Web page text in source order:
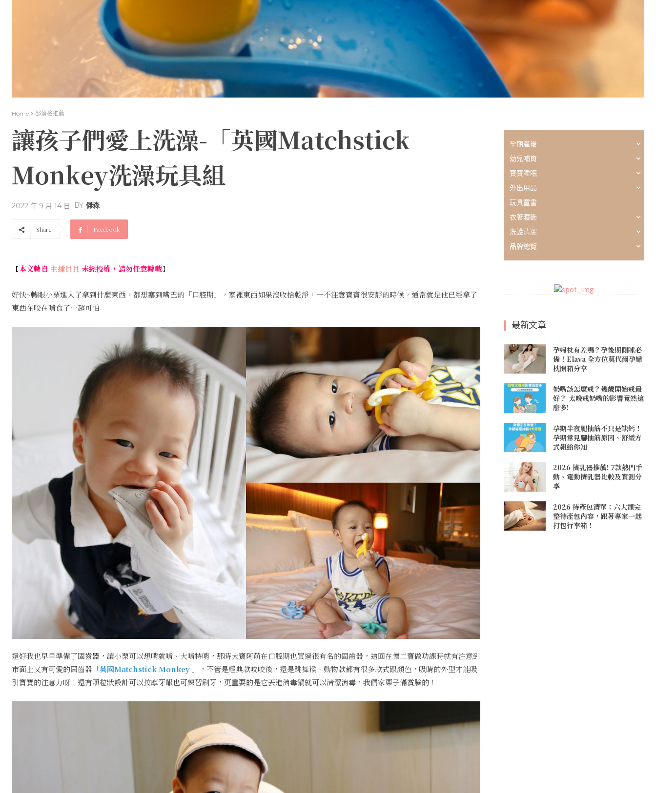
Home 部落格推薦
讓孩子們愛上洗澡-「英國Matchstick
Monkey洗澡玩具組
2022 年 9 月 14 日 BY 傑森
Share Facebook
【本文轉自 主播貝貝 未經授權，請勿任意轉載】
好快~轉眼小栗進入了拿到什麼東西，都想塞到嘴巴的「口腔期」，家裡東西如果沒收拾乾淨，一不注意寶寶很安靜的時候，通常就是他已經拿了
東西在咬在啃食了…超可怕
還好我也早早準備了固齒器，讓小栗可以想啃就啃、大啃特啃，那時大寶阿萌在口腔期也買過很有名的固齒器，這回在懷二寶做功課時就有注意到
市面上又有可愛的固齒器「英國Matchstick Monkey 」，不管是經典款咬咬後，還是跳舞猴、動物款都有很多款式跟顏色，吸睛的外型才能吸
引寶寶的注意力呀！還有顆粒狀設計可以按摩牙齦也可練習刷牙，更重要的是它丟進消毒鍋就可以清潔消毒，我們家栗子滿賞臉的！
孕期產後
幼兒哺育
寶寶睡眠
外出用品
玩具童書
衣著寢飾
洗護清潔
品牌總覽
最新文章
孕婦枕有差嗎？孕後期側睡必
備！Elava 全方位莫代爾孕婦
枕開箱分享
奶嘴該怎麼戒？幾歲開始戒最
好？ 太晚戒奶嘴的影響竟然這
麼多!
孕期半夜腿抽筋不只是缺鈣！
孕期常見腳抽筋原因、舒緩方
式報給你知
2026 擠乳器推薦! 7款熱門手
動、電動擠乳器比較及實測分
享
2026 待產包清單：六大類完
整待產包內容，跟著專家一起
打包行李箱！